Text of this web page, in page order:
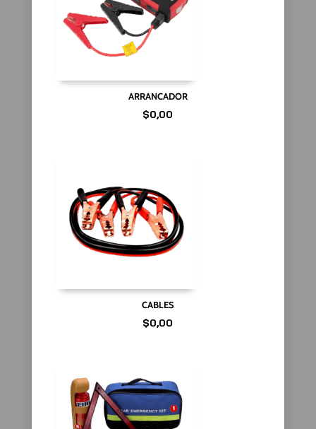
ARRANCADOR
$0,00
CABLES
$0,00